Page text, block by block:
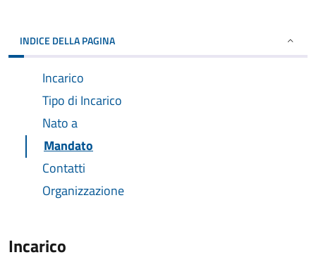
INDICE DELLA PAGINA
Incarico
Tipo di Incarico
Nato a
Mandato
Contatti
Organizzazione
Incarico